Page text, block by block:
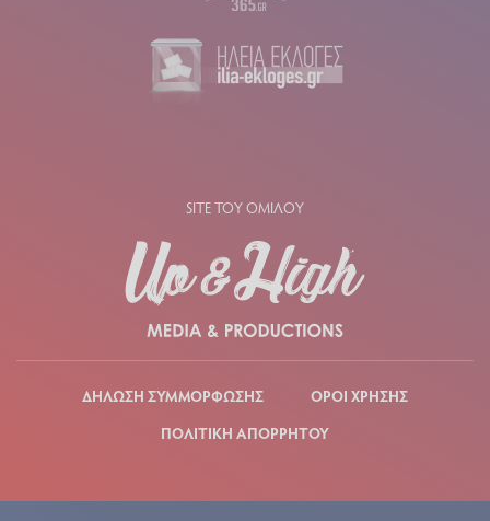
SITE ΤΟΥ ΟΜΙΛΟΥ
ΔΗΛΩΣΗ ΣΥΜΜΟΡΦΩΣΗΣ
ΟΡΟΙ ΧΡΗΣΗΣ
ΠΟΛΙΤΙΚΗ ΑΠΟΡΡΗΤΟΥ